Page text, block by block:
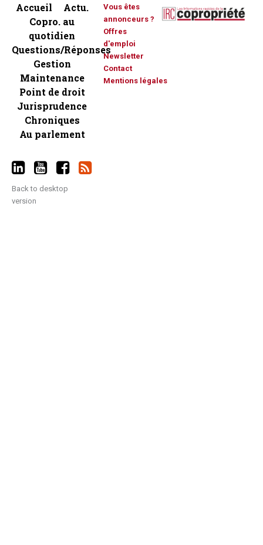
Accueil
Actu.
Copro. au
quotidien
Questions/Réponses
Gestion
Maintenance
Point de droit
Jurisprudence
Chroniques
Au parlement
Vous êtes
annonceurs ?
Offres
d'emploi
Newsletter
Contact
Mentions légales
Back to desktop
version